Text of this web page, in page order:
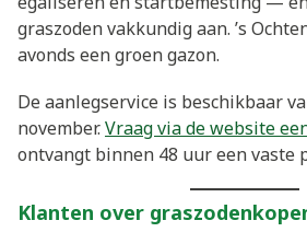
graszoden vakkundig aan. ’s
avonds een groen gazon.
De aanlegservice is beschikbaar
november.Vraag via de website
ontvangt binnen 48 uur een vaste
Klanten over